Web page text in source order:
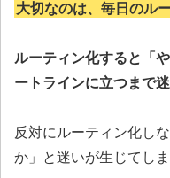
大切なのは、毎日のル
ルーティン化すると「
ートラインに立つまで迷
反対にルーティン化し
か」と迷いが生じてしま